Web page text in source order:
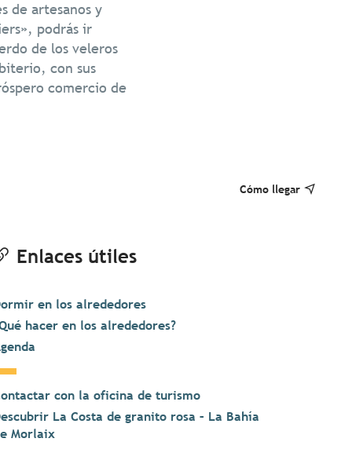
Cómo llegar
de artesanos y
podrás ir
de los veleros
con sus
comercio de
Enlaces útiles
en los alrededores
hacer en los alrededores?
con la oficina de turismo
La Costa de granito rosa – La Bahía
Morlaix